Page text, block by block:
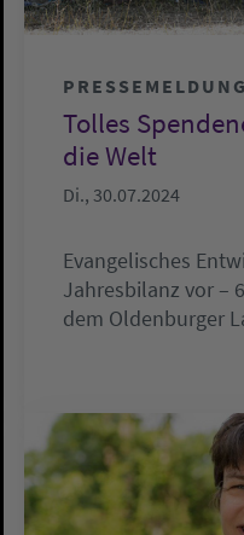
Tolles
die Welt
Di., 30.07.2024
Evangelisches
Jahresbilanz vor –
dem Oldenburger